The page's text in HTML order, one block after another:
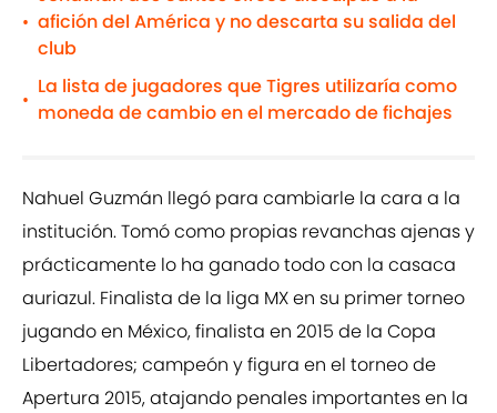
• afición del América y no descarta su salida del
club
•
La lista de jugadores que Tigres utilizaría como
moneda de cambio en el mercado de fichajes
Nahuel Guzmán llegó para cambiarle la cara a la
institución. Tomó como propias revanchas ajenas y
prácticamente lo ha ganado todo con la casaca
auriazul. Finalista de la liga MX en su primer torneo
jugando en México, finalista en 2015 de la Copa
Libertadores; campeón y figura en el torneo de
Apertura 2015, atajando penales importantes en la